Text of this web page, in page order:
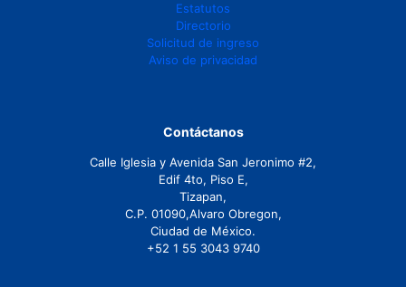
Estatutos
Directorio
Solicitud de ingreso
Aviso de privacidad
Contáctanos
Calle Iglesia y Avenida San Jeronimo #2,
Edif 4to, Piso E,
Tizapan,
C.P. 01090,Alvaro Obregon,
Ciudad de México.
+52 1 55 3043 9740